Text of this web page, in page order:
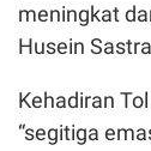
meningkat
Husein
Kehadiran
“segitiga